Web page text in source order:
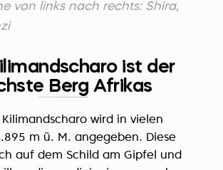
von links nach rechts: Shira,
ist der
Berg Afrikas
Kilimandscharo wird in vielen
m ü. M. angegeben. Diese
auf dem Schild am Gipfel und